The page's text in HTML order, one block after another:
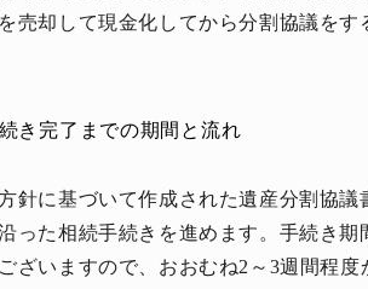
売却して現金化してから分割協議をす
き完了までの期間と流れ
針に基づいて作成された遺産分割協
った相続手続きを進めます。手続き
ざいますので、おおむね2～3週間程度